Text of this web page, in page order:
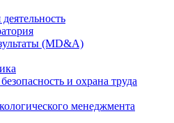
(MD&A)
и охрана труда
менеджмента